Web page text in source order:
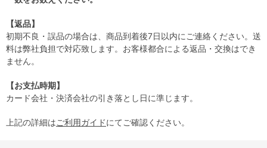
【返品】
初期不良・誤品の場合は、商品到着後7日以内にご連絡ください。送
料は弊社負担で対応致します。お客様都合による返品・交換はでき
ません。
【お支払時期】
カード会社・決済会社の引き落とし日に準じます。
上記の詳細はご利用ガイドにてご確認ください。